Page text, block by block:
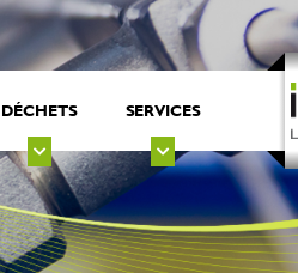
DÉCHETS SERVICES